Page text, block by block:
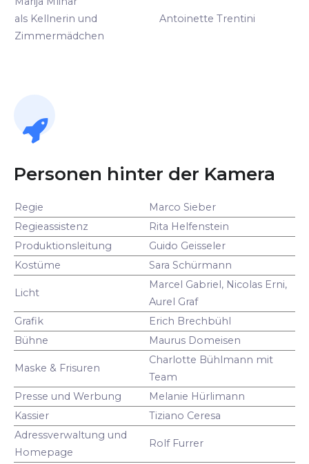
als Kellnerin und
Zimmermädchen
Antoinette Trentini
Personen hinter der Kamera
Regie
Marco Sieber
Regieassistenz
Rita Helfenstein
Produktionsleitung
Guido Geisseler
Kostüme
Sara Schürmann
Licht
Marcel Gabriel, Nicolas Erni,
Aurel Graf
Grafik
Erich Brechbühl
Bühne
Maurus Domeisen
Maske & Frisuren
Charlotte Bühlmann mit
Team
Presse und Werbung
Melanie Hürlimann
Kassier
Tiziano Ceresa
Adressverwaltung und
Homepage
Rolf Furrer